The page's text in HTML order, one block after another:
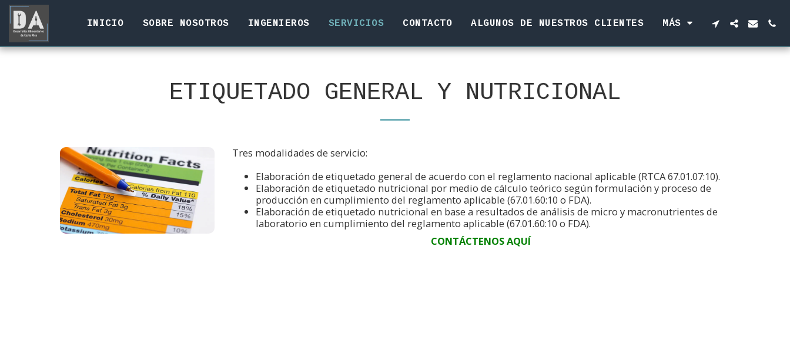
INICIO SOBRE NOSOTROS INGENIEROS SERVICIOS CONTACTO ALGUNOS DE NUESTROS CLIENTES MÁS
ETIQUETADO GENERAL Y NUTRICIONAL
Tres modalidades de servicio:
Elaboración de etiquetado general de acuerdo con el reglamento nacional aplicable (RTCA 67.01.07:10).
Elaboración de etiquetado nutricional por medio de cálculo teórico según formulación y proceso de
producción en cumplimiento del reglamento aplicable (67.01.60:10 o FDA).
Elaboración de etiquetado nutricional en base a resultados de análisis de micro y macronutrientes de
laboratorio en cumplimiento del reglamento aplicable (67.01.60:10 o FDA).
CONTÁCTENOS AQUÍ